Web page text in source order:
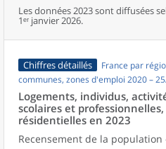
Les données 2023 sont diffusées
1ᵉʳ janvier 2026.
Chiffres détaillés
France par
communes, zones d'emploi 2020 –
Logements, individus,
scolaires et
résidentielles en 2023
Recensement de la